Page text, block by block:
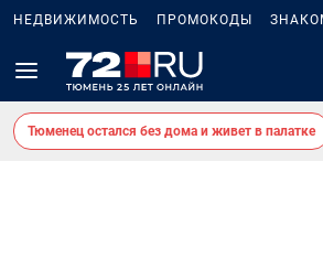
НЕДВИЖИМОСТЬ ПРОМОКОДЫ
Тюменец остался без дома и живет в палатке